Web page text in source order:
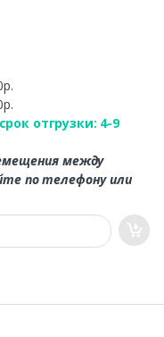
отгрузки: 4-9
между
по телефону или